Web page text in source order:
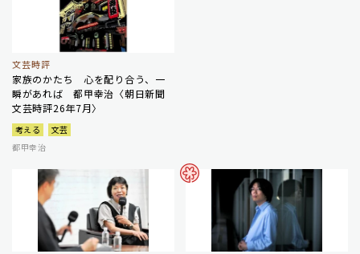
文芸時評
家族のかたち 心を配り合う、一
瞬があれば 都甲幸治〈朝日新聞
文芸時評26年7月〉
考える
文芸
都甲幸治